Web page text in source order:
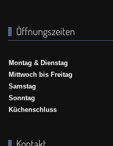
Öffnungszeiten
Montag & Dienstag
Mittwoch bis Freitag
Samstag
Sonntag
Küchenschluss